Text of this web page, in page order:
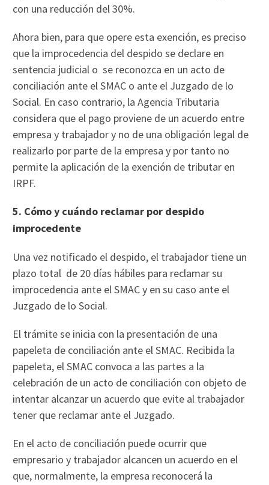
con una reducción del 30%.
Ahora bien, para que opere esta exención, es preciso
que la improcedencia del despido se declare en
sentencia judicial o se reconozca en un acto de
conciliación ante el SMAC o ante el Juzgado de lo
Social. En caso contrario, la Agencia Tributaria
considera que el pago proviene de un acuerdo entre
empresa y trabajador y no de una obligación legal de
realizarlo por parte de la empresa y por tanto no
permite la aplicación de la exención de tributar en
IRPF.
5. Cómo y cuándo reclamar por despido
improcedente
Una vez notificado el despido, el trabajador tiene un
plazo total de 20 días hábiles para reclamar su
improcedencia ante el SMAC y en su caso ante el
Juzgado de lo Social.
El trámite se inicia con la presentación de una
papeleta de conciliación ante el SMAC. Recibida la
papeleta, el SMAC convoca a las partes a la
celebración de un acto de conciliación con objeto de
intentar alcanzar un acuerdo que evite al trabajador
tener que reclamar ante el Juzgado.
En el acto de conciliación puede ocurrir que
empresario y trabajador alcancen un acuerdo en el
que, normalmente, la empresa reconocerá la